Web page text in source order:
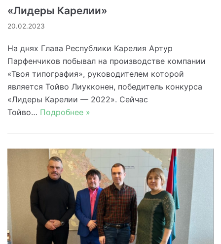
«Лидеры Карелии»
20.02.2023
На днях Глава Республики Карелия Артур
Парфенчиков побывал на производстве компании
«Твоя типография», руководителем которой
является Тойво Лиукконен, победитель конкурса
«Лидеры Карелии — 2022». Сейчас
Тойво… Подробнее »